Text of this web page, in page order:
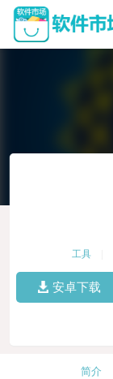
工具
安卓下载
简介